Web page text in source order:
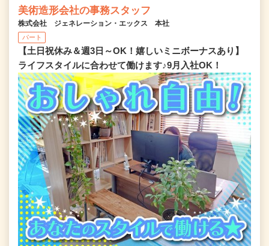
美術造形会社の事務スタッフ
株式会社 ジェネレーション・エックス 本社
パート
【土日祝休み＆週3日～OK！嬉しいミニボーナスあり】
ライフスタイルに合わせて働けます♪9月入社OK！